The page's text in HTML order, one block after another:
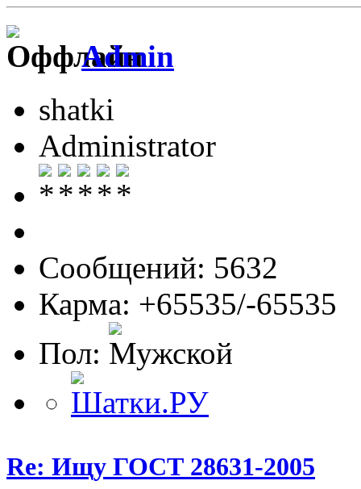
Admin
shatki
Administrator
Сообщений: 5632
Карма: +65535/-65535
Пол:
Re: Ищу ГОСТ 28631-2005